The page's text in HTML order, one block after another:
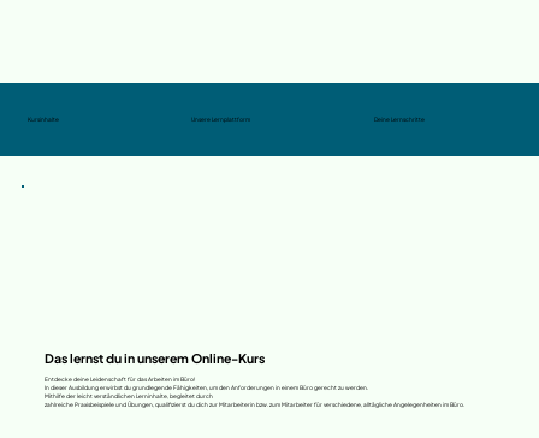
Kursinhalte Unsere Lernplattform Deine Lernschritte
Das lernst du in unserem Online-Kurs
Entdecke deine Leidenschaft für das Arbeiten im Büro!
In dieser Ausbildung erwirbst du grundlegende Fähigkeiten, um den Anforderungen in einem Büro gerecht zu werden.
Mithilfe der leicht verständlichen Lerninhalte, begleitet durch
zahlreiche Praxisbeispiele und Übungen, qualifizierst du dich zur Mitarbeiterin bzw. zum Mitarbeiter für verschiedene, alltägliche Angelegenheiten im Büro.